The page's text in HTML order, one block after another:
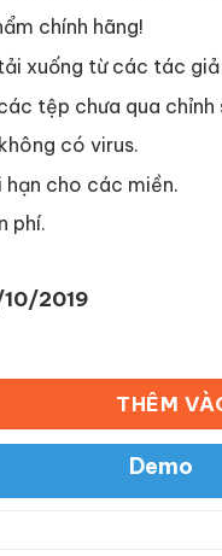
₫.là:
50,000
chính hãng!
xuống từ các tác
tệp chưa qua
có virus.
hạn cho các miền.
phí.
10/2019
for WooCommerce
THÊM
Demo